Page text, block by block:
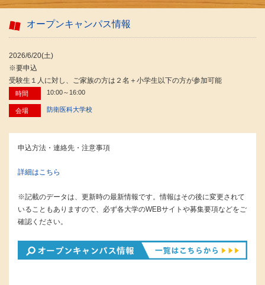
オープンキャンパス情報
2026/6/20(土)
※要申込
受験生１人に対し、ご家族の方は２名＋小学生以下の方が参加可能
時間 10:00～16:00
会場 防衛医科大学校
申込方法・連絡先・注意事項
詳細はこちら
※記載のデータは、更新時の最新情報です。情報はその後に変更されて
いることもありますので、必ず各大学のWEBサイトや募集要項などをご
確認ください。